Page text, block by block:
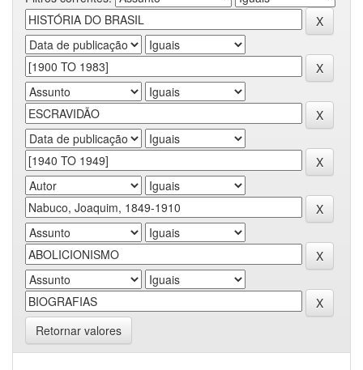
Retornar valores